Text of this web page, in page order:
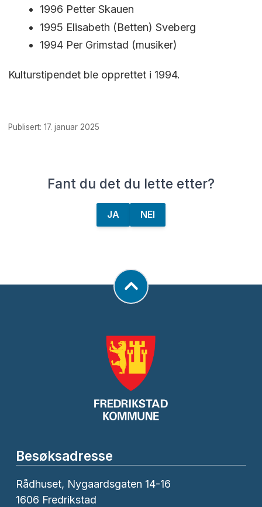
1996 Petter Skauen
1995 Elisabeth (Betten) Sveberg
1994 Per Grimstad (musiker)
Kulturstipendet ble opprettet i 1994.
Publisert: 17. januar 2025
Fant du det du lette etter?
JA NEI
Besøksadresse
Rådhuset, Nygaardsgaten 14-16
1606 Fredrikstad